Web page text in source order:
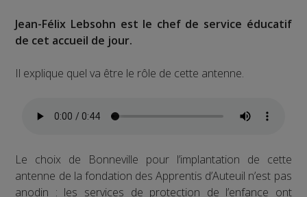
Jean-Félix Lebsohn est le chef de service éducatif
de cet accueil de jour.
Il explique quel va être le rôle de cette antenne.
Le choix de Bonneville pour l’implantation de cette
antenne de la fondation des Apprentis d’Auteuil n’est pas
anodin : les services de protection de l’enfance ont